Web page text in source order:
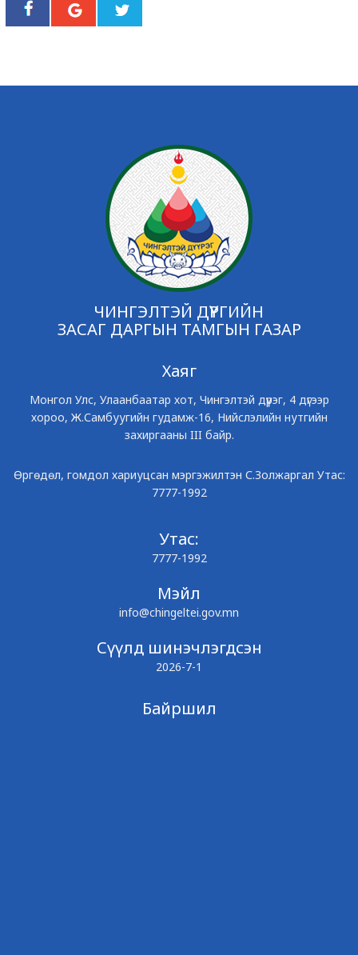
ЧИНГЭЛТЭЙ ДҮҮРГИЙН
ЗАСАГ ДАРГЫН ТАМГЫН ГАЗАР
Хаяг
Монгол Улс, Улаанбаатар хот, Чингэлтэй дүүрэг, 4 дүгээр
хороо, Ж.Самбуугийн гудамж-16, Нийслэлийн нутгийн
захиргааны III байр.
Өргөдөл, гомдол хариуцсан мэргэжилтэн С.Золжаргал Утас:
7777-1992
Утас:
7777-1992
Мэйл
info@chingeltei.gov.mn
Сүүлд шинэчлэгдсэн
2026-7-1
Байршил